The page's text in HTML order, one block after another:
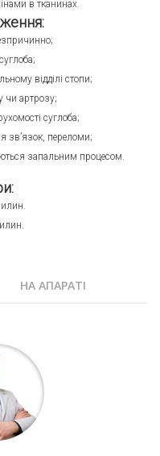
в тканинах.
відділі стопи;
чи артрозу;
суглоба;
зв’язок, переломи;
запальним процесом.
НА АПАРАТІ